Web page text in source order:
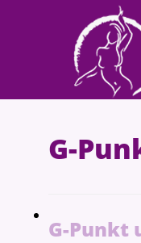
G-
G-Punkt